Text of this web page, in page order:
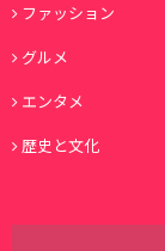
ファッション
グルメ
エンタメ
歴史と文化